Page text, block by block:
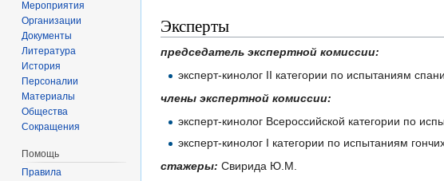
Эксперты
председатель экспертной комиссии:
эксперт-кинолог II категории по испытаниям
члены экспертной комиссии:
эксперт-кинолог Всероссийской категории по
эксперт-кинолог I категории по испытаниям
стажеры: Свирида Ю.М.
Мероприятия
Организации
Документы
Литература
История
Персоналии
Материалы
Общества
Сокращения
Помощь
Правила